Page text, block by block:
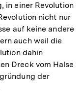
Fußnote
in einer Revolution
nicht nur
auf keine andere
auch weil die
dahin
Dreck vom Halse
der